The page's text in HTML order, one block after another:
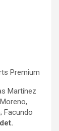
Premium
Martínez
Facundo